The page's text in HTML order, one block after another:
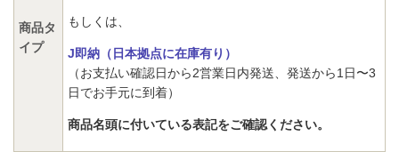
商品タ
イプ
もしくは、
J即納（日本拠点に在庫有り）
（お支払い確認日から2営業日内発送、発送から1日〜3
日でお手元に到着）
商品名頭に付いている表記をご確認ください。